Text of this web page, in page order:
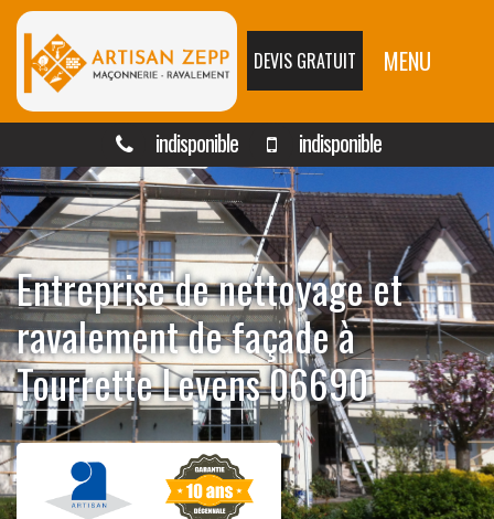
DEVIS GRATUIT MENU
indisponible indisponible
Entreprise de nettoyage et
ravalement de façade à
Tourrette Levens 06690